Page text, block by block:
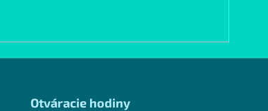
Otváracie hodiny